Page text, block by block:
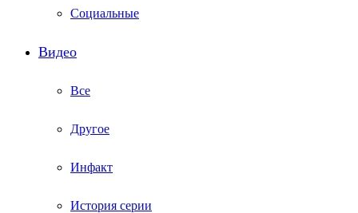
Социальные
Видео
Все
Другое
Инфакт
История серии